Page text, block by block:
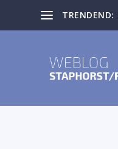
TRENDEND: